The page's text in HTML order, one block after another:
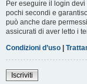
Per eseguire il login
pochi secondi e
può anche dare
assicurati di aver letto i
Condizioni d’uso |
Iscriviti